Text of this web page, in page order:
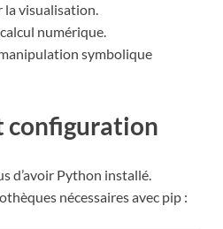
la visualisation.
numérique.
symbolique
configuration
d’avoir Python installé.
nécessaires avec pip :